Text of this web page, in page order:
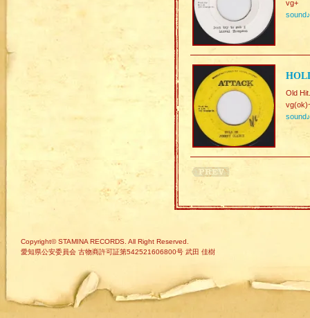
vg+
sound♪
Old
sound♪
Copyright© STAMINA RECORDS. All Right Reserved.
愛知県公安委員会 古物商許可証第542521606800号 武田 佳樹